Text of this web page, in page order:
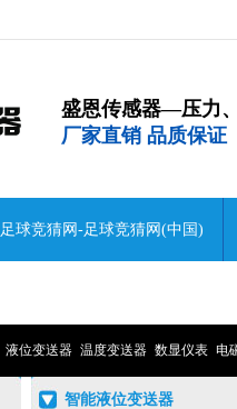
盛恩传感器—压力
厂家直销 品质保证
足球竞猜网-足球竞猜网(中国)
液位变送器 温度变送器 数显仪表 电
智能液位变送器